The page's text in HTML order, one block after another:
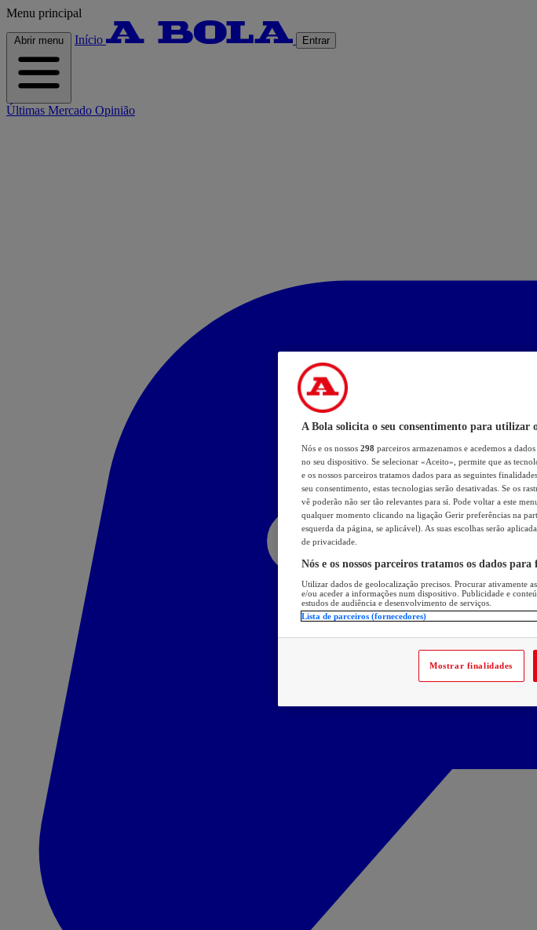
Menu principal
Abrir menu Início Entrar
Últimas Mercado Opinião
A Bola solicita o seu consentimento para utilizar
Nós e os nossos 298 parceiros armazenamos e acedemos a
no seu dispositivo. Se selecionar «Aceito», permite que as
e os nossos parceiros tratamos dados para as seguintes
seu consentimento, estas tecnologias serão desativadas. Se os
vê poderão não ser tão relevantes para si. Pode voltar a este
qualquer momento clicando na ligação Gerir preferências na
esquerda da página, se aplicável). As suas escolhas serão
de privacidade.
Nós e os nossos parceiros tratamos os dados para
Utilizar dados de geolocalização precisos. Procurar ativamente
e/ou aceder a informações num dispositivo. Publicidade e
estudos de audiência e desenvolvimento de serviços.
Lista de parceiros (fornecedores)
Mostrar finalidades